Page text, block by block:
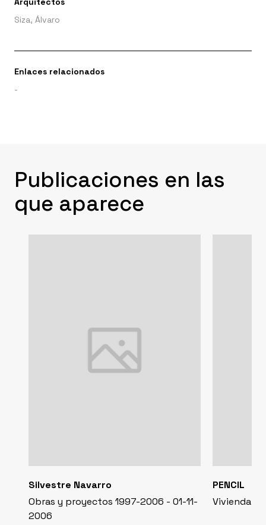
Siza, Álvaro
Enlaces relacionados
-
Publicaciones en las
que aparece
Silvestre Navarro
Obras y proyectos 1997-2006 - 01-11-
2006
PENCIL
Vivienda